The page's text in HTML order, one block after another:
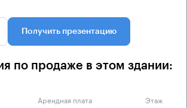
Получить презентацию
по продаже в этом здании:
Арендная плата Этаж